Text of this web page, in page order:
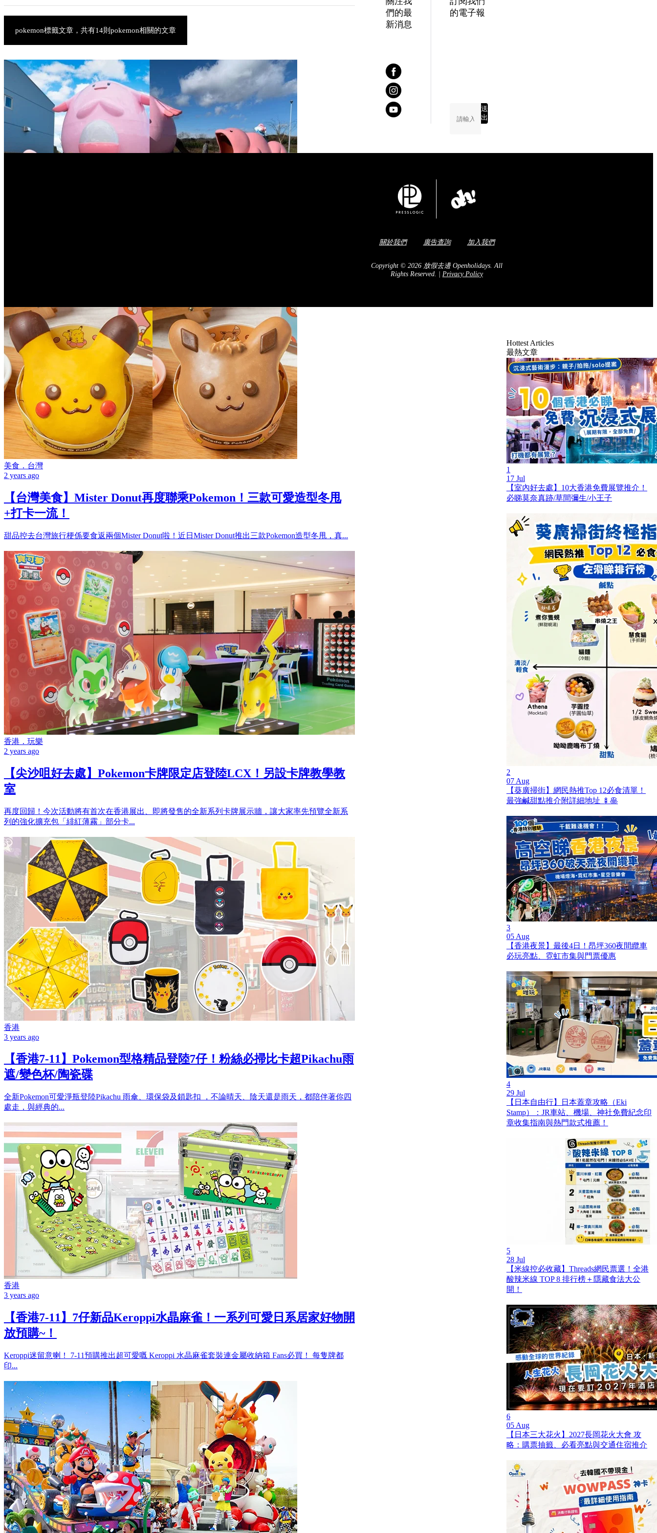
pokemon標籤文章，共有14則pokemon相關的文章
美食．台灣
2 years ago
【台灣美食】Mister Donut再度聯乘Pokemon！三款可愛造型冬甩
+打卡一流！
甜品控去台灣旅行梗係要食返兩個Mister Donut啦！近日Mister Donut推出三款Pokemon造型冬甩，真...
香港．玩樂
2 years ago
【尖沙咀好去處】Pokemon卡牌限定店登陸LCX！另設卡牌教學教
室
再度回歸！今次活動將有首次在香港展出、即將發售的全新系列卡牌展示牆，讓大家率先預覽全新系
列的強化擴充包「緋紅薄霧」部分卡...
香港
3 years ago
【香港7-11】Pokemon型格精品登陸7仔！粉絲必掃比卡超Pikachu雨
遮/變色杯/陶瓷碟
全新Pokemon可愛淨瓶登陸Pikachu 雨傘、環保袋及鎖匙扣 ，不論晴天、陰天還是雨天，都陪伴著你四
處走，與經典的...
香港
3 years ago
【香港7-11】7仔新品Keroppi水晶麻雀！一系列可愛日系居家好物開
放預購~！
Keroppi迷留意喇！ 7-11預購推出超可愛嘅 Keroppi 水晶麻雀套裝連金屬收納箱 Fans必買！ 每隻牌都
印...
Hottest Articles
最熱文章
1
17 Jul
【室內好去處】10大香港免費展覽推介！
必睇莫奈真跡/草間彌生/小王子
2
07 Aug
【葵廣掃街】網民熱推Top 12必食清單！
最強鹹甜點推介附詳細地址 🍢🥞
3
05 Aug
【香港夜景】最後4日！昂坪360夜間纜車
必玩亮點、霓虹市集與門票優惠
4
29 Jul
【日本自由行】日本蓋章攻略（Eki
Stamp）：JR車站、機場、神社免費紀念印
章收集指南與熱門款式推薦！
5
28 Jul
【米線控必收藏】Threads網民票選！全港
酸辣米線 TOP 8 排行榜＋隱藏食法大公
開！
6
05 Aug
【日本三大花火】2027長岡花火大會 攻
略：購票抽籤、必看亮點與交通住宿推介
們的最
新消息
的電子報
送
出
關於我們 廣告查詢 加入我們
Copyright © 2026 放假去邊 Openholidays.All
Rights Reserved.
Privacy Policy